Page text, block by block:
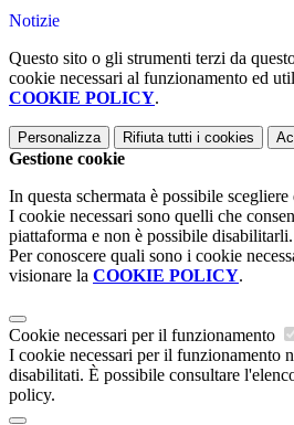
Notizie
Questo sito o gli strumenti terzi da
cookie necessari al funzionamento ed
COOKIE POLICY.
Personalizza Rifiuta tutti i cookies
Gestione cookie
In questa schermata è possibile
I cookie necessari sono quelli che
piattaforma e non è possibile disabilitarli.
Per conoscere quali sono i cookie
visionare la COOKIE POLICY.
Cookie necessari per il funzionamento
I cookie necessari per il funzionamento
disabilitati. È possibile consultare
policy.